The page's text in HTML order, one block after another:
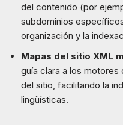
del contenido (por
subdominios
organización y la
Mapas del sitio XML
guía clara a los
del sitio, facilitando la
lingüísticas.